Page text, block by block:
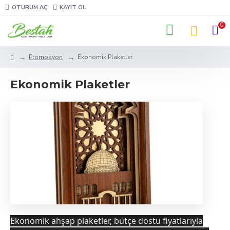
OTURUM AÇ KAYIT OL
0
Promosyon Ekonomik Plaketler
Ekonomik Plaketler
Ekonomik ahşap plaketler, bütçe dostu fiyatlarıyla